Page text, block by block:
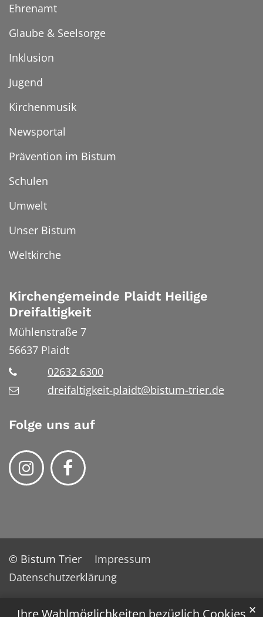
✕
Ehrenamt
Glaube & Seelsorge
Inklusion
Jugend
Kirchenmusik
Newsportal
Prävention im Bistum
Schulen
Umwelt
Unser Bistum
Weltkirche
Kirchengemeinde Plaidt Heilige
Dreifaltigkeit
Mühlenstraße 7
56637 Plaidt
02632 6300
dreifaltigkeit-plaidt@bistum-trier.de
Folge uns auf
© Bistum Trier
Impressum
Datenschutzerklärung